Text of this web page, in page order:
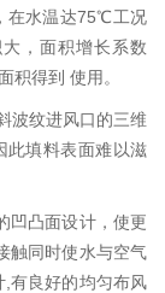
水温达75℃工况
，面积增长系数
积得到 使用。
纹进风口的三维
此填料表面难以滋
凸面设计，使更
触同时使水与空气
有良好的均匀布风